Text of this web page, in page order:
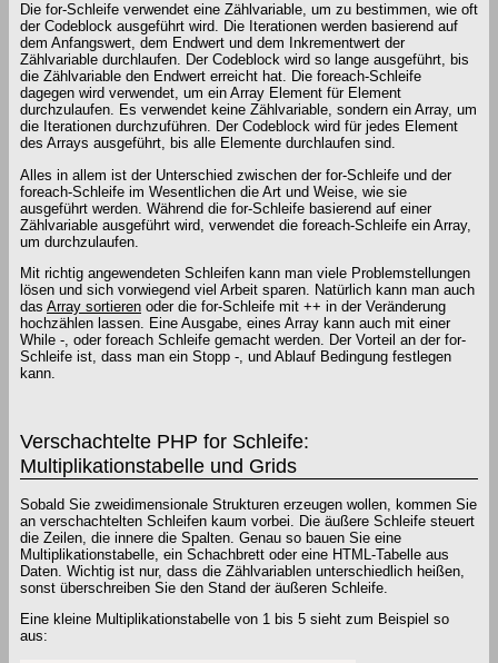
Die for-Schleife verwendet eine Zählvariable, um zu bestimmen, wie oft
der Codeblock ausgeführt wird. Die Iterationen werden basierend auf
dem Anfangswert, dem Endwert und dem Inkrementwert der
Zählvariable durchlaufen. Der Codeblock wird so lange ausgeführt, bis
die Zählvariable den Endwert erreicht hat. Die foreach-Schleife
dagegen wird verwendet, um ein Array Element für Element
durchzulaufen. Es verwendet keine Zählvariable, sondern ein Array, um
die Iterationen durchzuführen. Der Codeblock wird für jedes Element
des Arrays ausgeführt, bis alle Elemente durchlaufen sind.
Alles in allem ist der Unterschied zwischen der for-Schleife und der
foreach-Schleife im Wesentlichen die Art und Weise, wie sie
ausgeführt werden. Während die for-Schleife basierend auf einer
Zählvariable ausgeführt wird, verwendet die foreach-Schleife ein Array,
um durchzulaufen.
Mit richtig angewendeten Schleifen kann man viele Problemstellungen
lösen und sich vorwiegend viel Arbeit sparen. Natürlich kann man auch
das Array sortieren oder die for-Schleife mit ++ in der Veränderung
hochzählen lassen. Eine Ausgabe, eines Array kann auch mit einer
While -, oder foreach Schleife gemacht werden. Der Vorteil an der for-
Schleife ist, dass man ein Stopp -, und Ablauf Bedingung festlegen
kann.
Verschachtelte PHP for Schleife:
Multiplikationstabelle und Grids
Sobald Sie zweidimensionale Strukturen erzeugen wollen, kommen Sie
an verschachtelten Schleifen kaum vorbei. Die äußere Schleife steuert
die Zeilen, die innere die Spalten. Genau so bauen Sie eine
Multiplikationstabelle, ein Schachbrett oder eine HTML-Tabelle aus
Daten. Wichtig ist nur, dass die Zählvariablen unterschiedlich heißen,
sonst überschreiben Sie den Stand der äußeren Schleife.
Eine kleine Multiplikationstabelle von 1 bis 5 sieht zum Beispiel so
aus: